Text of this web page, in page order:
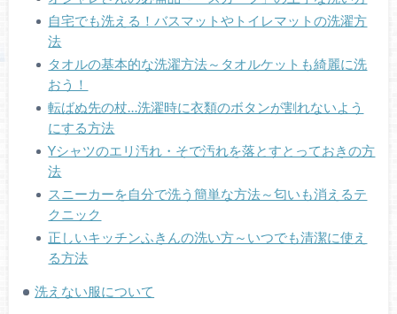
自宅でも洗える！バスマットやトイレマットの洗濯方
法
タオルの基本的な洗濯方法～タオルケットも綺麗に洗
おう！
転ばぬ先の杖…洗濯時に衣類のボタンが割れないよう
にする方法
Yシャツのエリ汚れ・そで汚れを落とすとっておきの方
法
スニーカーを自分で洗う簡単な方法～匂いも消えるテ
クニック
正しいキッチンふきんの洗い方～いつでも清潔に使え
る方法
洗えない服について